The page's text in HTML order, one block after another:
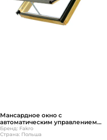
Мансардное окно с
автоматическим управлением
Fakro (Факро) FTP-V U3 WiFi
78х160 см
Бренд: Fakro
Страна: Польша